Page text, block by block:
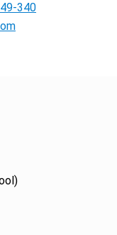
340